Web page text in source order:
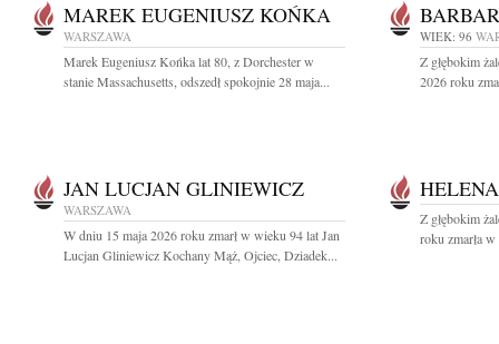
MAREK EUGENIUSZ KOŃKA
WARSZAWA
Marek Eugeniusz Końka lat 80, z Dorchester w
stanie Massachusetts, odszedł spokojnie 28 maja...
WIEK: 96
Z głębokim
2026 roku
JAN LUCJAN GLINIEWICZ
WARSZAWA
W dniu 15 maja 2026 roku zmarł w wieku 94 lat Jan
Lucjan Gliniewicz Kochany Mąż, Ojciec, Dziadek...
Z głębokim
roku zmarła